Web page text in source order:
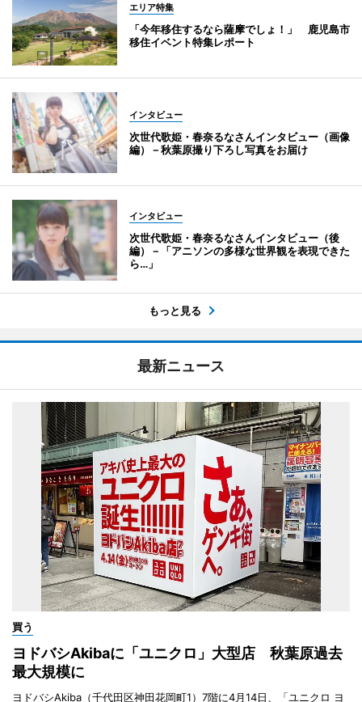
エリア特集
「今年移住するなら薩摩でしょ！」 鹿児島市
移住イベント特集レポート
インタビュー
次世代歌姫・春奈るなさんインタビュー（画像
編）－秋葉原撮り下ろし写真をお届け
インタビュー
次世代歌姫・春奈るなさんインタビュー（後
編）－「アニソンの多様な世界観を表現できた
ら…」
もっと見る
最新ニュース
買う
ヨドバシAkibaに「ユニクロ」大型店 秋葉原過去
最大規模に
ヨドバシAkiba（千代田区神田花岡町1）7階に4月14日、「ユニクロ ヨ